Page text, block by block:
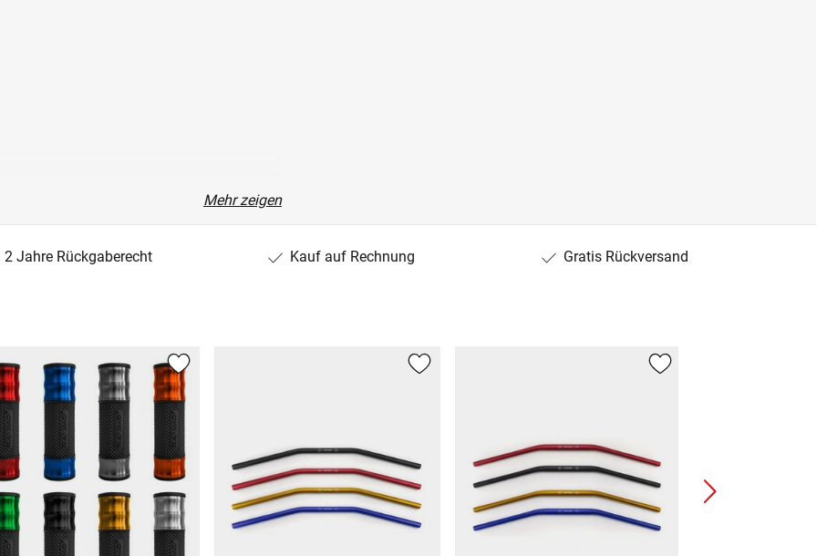
Mehr zeigen
2 Jahre Rückgaberecht Kauf auf Rechnung Gratis Rückversand